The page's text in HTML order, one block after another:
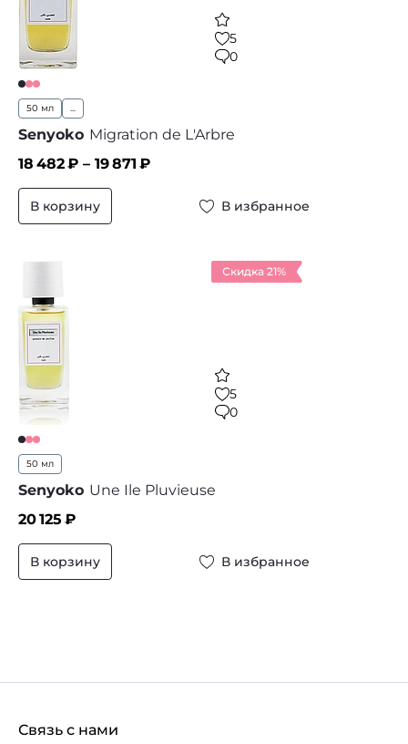
5
0
50 мл ...
Senyoko Migration de L'Arbre
18 482₽ – 19 871 ₽
В корзину В избранное
Скидка 21%
5
0
50 мл
Senyoko Une Ile Pluvieuse
20 125 ₽
В корзину В избранное
Связь с нами